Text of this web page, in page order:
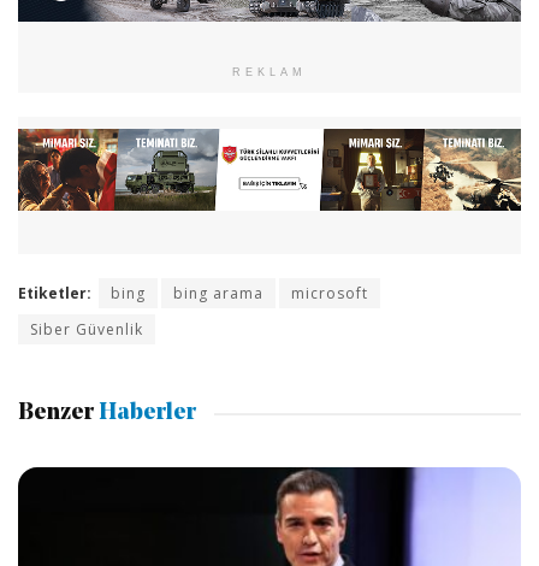
REKLAM
Etiketler: bing bing arama
microsoft
Siber Güvenlik
Benzer Haberler